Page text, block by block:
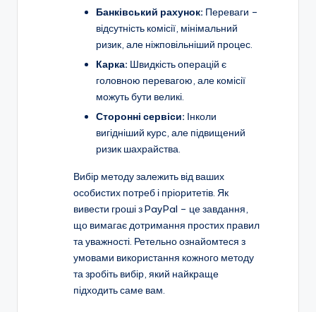
Банківський рахунок: Переваги –
відсутність комісії, мінімальний
ризик, але ніжповільніший процес.
Карка: Швидкість операцій є
головною перевагою, але комісії
можуть бути великі.
Сторонні сервіси: Інколи
вигідніший курс, але підвищений
ризик шахрайства.
Вибір методу залежить від ваших
особистих потреб і пріоритетів. Як
вивести гроші з PayPal – це завдання,
що вимагає дотримання простих правил
та уважності. Ретельно ознайомтеся з
умовами використання кожного методу
та зробіть вибір, який найкраще
підходить саме вам.